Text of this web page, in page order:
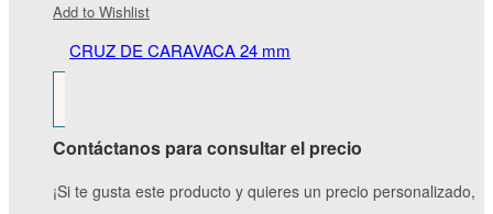
Add to Wishlist
CRUZ DE CARAVACA 24 mm
Contáctanos para consultar el precio
¡Si te gusta este producto y quieres un precio personalizado,